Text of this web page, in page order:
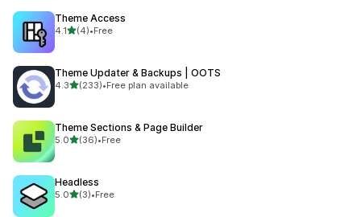
Theme Access
4.1별 5개 중
(4)
총 리뷰 4개
•Free
Theme Updater & Backups | OOTS
4.3별 5개 중
(233)
총 리뷰 233개
•Free plan available
Theme Sections & Page Builder
5.0별 5개 중
(36)
총 리뷰 36개
•Free
Headless
5.0별 5개 중
(3)
총 리뷰 3개
•Free